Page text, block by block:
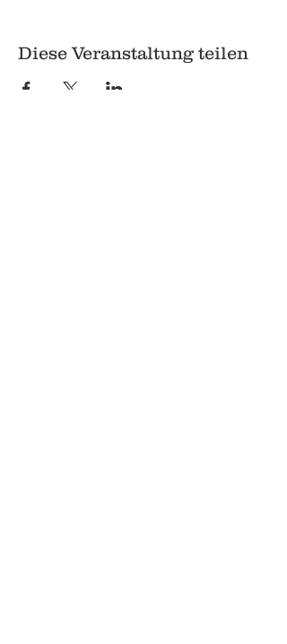
Diese Veranstaltung teilen